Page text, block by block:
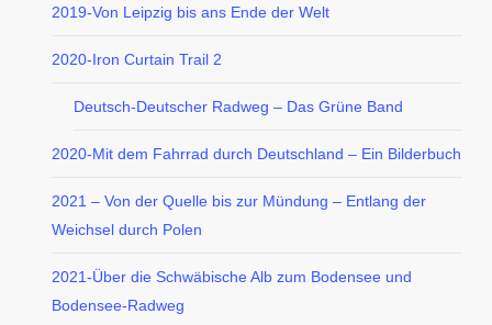
2019-Von Leipzig bis ans Ende der Welt
2020-Iron Curtain Trail 2
Deutsch-Deutscher Radweg – Das Grüne Band
2020-Mit dem Fahrrad durch Deutschland – Ein Bilderbuch
2021 – Von der Quelle bis zur Mündung – Entlang der
Weichsel durch Polen
2021-Über die Schwäbische Alb zum Bodensee und
Bodensee-Radweg